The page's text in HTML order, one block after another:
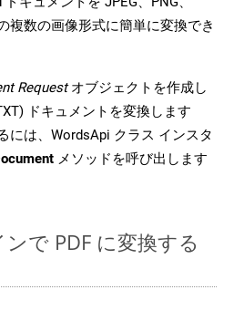
複数の画像形式に簡単に変換でき
Requestオブジェクトを作成し
ドキュメントを変換します
には、WordsApi クラス インスタ
メソッドを呼び出します
で PDF に変換する